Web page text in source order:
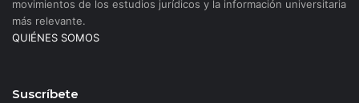
movimientos de los estudios jurídicos y la información universitaria
más relevante.
QUIÉNES SOMOS
Suscríbete